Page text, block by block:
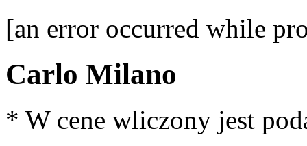
[an error occurred while
Carlo Milano
* W cene wliczony jest